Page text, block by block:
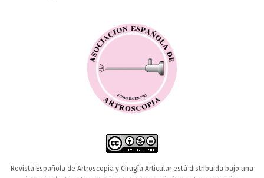
Revista Española de Artroscopia y Cirugía Articular está distribuida bajo una